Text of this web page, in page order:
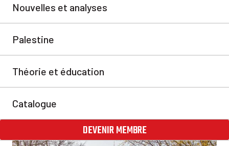
Interdit de manifester
contre un génocide
Depuis que les campements ont déferlé sur les
universités au printemps, la classe dirigeante
canadienne a fait savoir qu’elle souhaitait que les
manifestations cessent.
Connor Bennettmar. 22 oct. 2024